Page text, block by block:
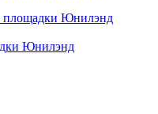
площадки Юнилэнд
Юнилэнд